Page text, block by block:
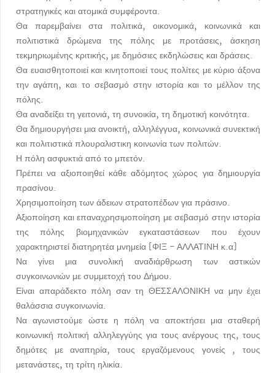
στρατηγικές και ατομικά συμφέροντα.
Θα παρεμβαίνει στα πολιτικά, οικονομικά, κοινωνικά και
πολιτιστικά δρώμενα της πόλης με προτάσεις, άσκηση
τεκμηριωμένης κριτικής, με δημόσιες εκδηλώσεις και δράσεις.
Θα ευαισθητοποιεί και κινητοποιεί τους πολίτες με κύριο άξονα
την αγάπη, και το σεβασμό στην ιστορία και το μέλλον της
πόλης.
Θα αναδείξει τη γειτονιά, τη συνοικία, τη δημοτική κοινότητα.
Θα δημιουργήσει μια ανοικτή, αλληλέγγυα, κοινωνικά συνεκτική
και πολιτιστικά πλουραλιστικη κοινωνία των πολιτών.
Η πόλη ασφυκτιά από το μπετόν.
Πρέπει να αξιοποιηθεί κάθε αδόμητος χώρος για δημιουργία
πρασίνου.
Χρησιμοποίηση των άδειων στρατοπέδων για πράσινο.
Αξιοποίηση και επαναχρησιμοποίηση με σεβασμό στην ιστορία
της πόλης βιομηχανικών εγκαταστάσεων που έχουν
χαρακτηριστεί διατηρητέα μνημεία [ΦΙΞ - ΑΛΛΑΤΙΝΗ κ.α]
Να γίνει μια συνολική αναδιάρθρωση των αστικών
συγκοινωνιών με συμμετοχή του Δήμου.
Είναι απαράδεκτο πόλη σαν τη ΘΕΣΣΑΛΟΝΙΚΗ να μην έχει
θαλάσσια συγκοινωνία.
Να αγωνιστούμε ώστε η πόλη να αποκτήσει μια σταθερή
κοινωνική πολιτική αλληλεγγύης για τους ανέργους της, τους
δημότες με αναπηρία, τους εργαζόμενους γονείς , τους
μετανάστες, τη τρίτη ηλικία.